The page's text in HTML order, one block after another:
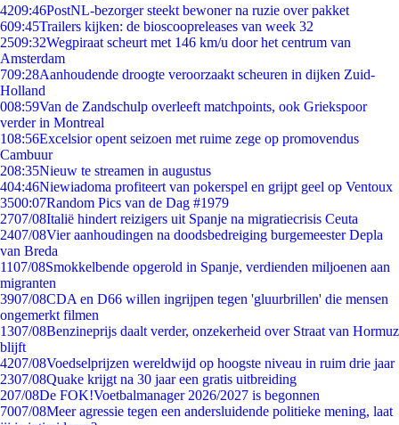
4209:46PostNL-bezorger steekt bewoner na ruzie over pakket
609:45Trailers kijken: de bioscoopreleases van week 32
2509:32Wegpiraat scheurt met 146 km/u door het centrum van
Amsterdam
709:28Aanhoudende droogte veroorzaakt scheuren in dijken Zuid-
Holland
008:59Van de Zandschulp overleeft matchpoints, ook Griekspoor
verder in Montreal
108:56Excelsior opent seizoen met ruime zege op promovendus
Cambuur
208:35Nieuw te streamen in augustus
404:46Niewiadoma profiteert van pokerspel en grijpt geel op Ventoux
3500:07Random Pics van de Dag #1979
2707/08Italië hindert reizigers uit Spanje na migratiecrisis Ceuta
2407/08Vier aanhoudingen na doodsbedreiging burgemeester Depla
van Breda
1107/08Smokkelbende opgerold in Spanje, verdienden miljoenen aan
migranten
3907/08CDA en D66 willen ingrijpen tegen 'gluurbrillen' die mensen
ongemerkt filmen
1307/08Benzineprijs daalt verder, onzekerheid over Straat van Hormuz
blijft
4207/08Voedselprijzen wereldwijd op hoogste niveau in ruim drie jaar
2307/08Quake krijgt na 30 jaar een gratis uitbreiding
207/08De FOK!Voetbalmanager 2026/2027 is begonnen
7007/08Meer agressie tegen een andersluidende politieke mening, laat